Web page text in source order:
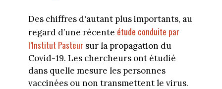
Des chiffres d'autant plus importants, au
regard d’une récente étude conduite par
l’Institut Pasteur sur la propagation du
Covid-19. Les chercheurs ont étudié
dans quelle mesure les personnes
vaccinées ou non transmettent le virus.